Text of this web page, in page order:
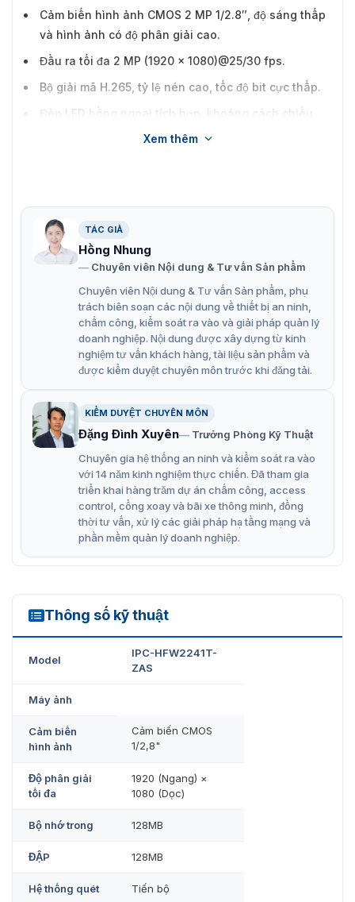
Cảm biến hình ảnh CMOS 2 MP 1/2.8″, độ sáng thấp
và hình ảnh có độ phân giải cao.
Đầu ra tối đa 2 MP (1920 × 1080)@25/30 fps.
Bộ giải mã H.265, tỷ lệ nén cao, tốc độ bit cực thấp.
Đèn LED hồng ngoại tích hợp, khoảng cách chiếu
sáng tối đa là 60 m.
Chế độ xoay, WDR, 3D NR, HLC, BLC, hình mờ kỹ thuật
số, áp dụng cho nhiều cảnh giám sát khác nhau.
Giám sát thông minh: Xâm nhập, cảnh báo (hai chức
năng hỗ trợ phân loại và phát hiện chính xác xe và
Phát hiện bất thường: Phát hiện chuyển động, giả
mạo video, phát hiện âm thanh, không có thẻ SD, thẻ
SD đầy, lỗi thẻ SD, ngắt kết nối mạng, xung đột IP,
Báo động: 1 vào, 1 ra (Chỉ hỗ trợ ZAS); âm thanh: 1
vào, 1 ra (Chỉ hỗ trợ ZAS); hỗ trợ thẻ Micro SD tối đa
256 G; MIC tích hợp.
Nguồn điện 12 VDC/PoE, dễ dàng lắp đặt.
Bảo vệ IP67, IK10 (tùy chọn).
SMD cộng thêm.
Xem thêm
TÁC GIẢ
Hồng Nhung
Chuyên viên Nội dung & Tư vấn Sản phẩm
Chuyên viên Nội dung & Tư vấn Sản phẩm, phụ
trách biên soạn các nội dung về thiết bị an ninh,
chấm công, kiểm soát ra vào và giải pháp quản lý
doanh nghiệp. Nội dung được xây dựng từ kinh
nghiệm tư vấn khách hàng, tài liệu sản phẩm và
được kiểm duyệt chuyên môn trước khi đăng tải.
KIỂM DUYỆT CHUYÊN MÔN
Đặng Đình Xuyên
Trưởng Phòng Kỹ Thuật
Chuyên gia hệ thống an ninh và kiểm soát ra vào
với 14 năm kinh nghiệm thực chiến. Đã tham gia
triển khai hàng trăm dự án chấm công, access
control, cổng xoay và bãi xe thông minh, đồng
thời tư vấn, xử lý các giải pháp hạ tầng mạng và
phần mềm quản lý doanh nghiệp.
Thông số kỹ thuật
IPC-HFW2241T-ZAS
Model
IPC-HFW2241T-
ZAS
Máy ảnh
Cảm biến
hình ảnh
Cảm biến CMOS
1/2,8"
Độ phân giải
tối đa
1920 (Ngang) ×
1080 (Dọc)
Bộ nhớ trong 128MB
ĐẬP 128MB
Hệ thống quét Tiến bộ